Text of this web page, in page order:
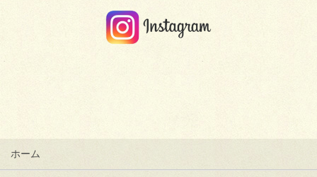
ホーム